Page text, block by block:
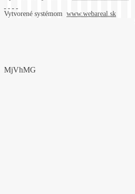
Vytvorené systémom www.webareal.sk
MjVhMG